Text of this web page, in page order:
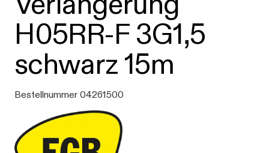
H05RR-F 3G1,5
schwarz 15m
Bestellnummer 04261500